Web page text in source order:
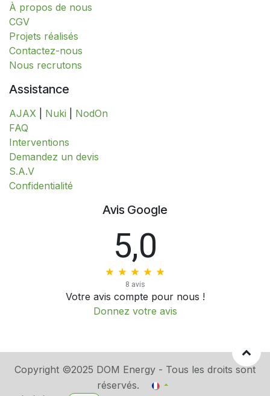
À propos de nous
CGV
Projets réalisés
Contactez-nous
Nous recrutons
Assistance
AJAX Nuki
NodOn
FAQ
Interventions
​​​​​​​​​​​​​​​​​​​​​​​​​D​​e​m​a​n​d​e​z​ ​u​n​ ​d​e​v​i​s
S.A.V
​​​​​​​​​​​​​​Confidentialité​​​​​​​​​​​​​​
Avis Google
5,0
8 avis
Votre avis compte pour nous !
Donnez votre avis
Copyright ©2025 DOM Energy - Tous les droits sont
réservés.